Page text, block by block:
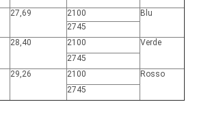
27,69 2100
Blu
2745
28,40 2100
Verde
2745
29,26 2100
Rosso
2745